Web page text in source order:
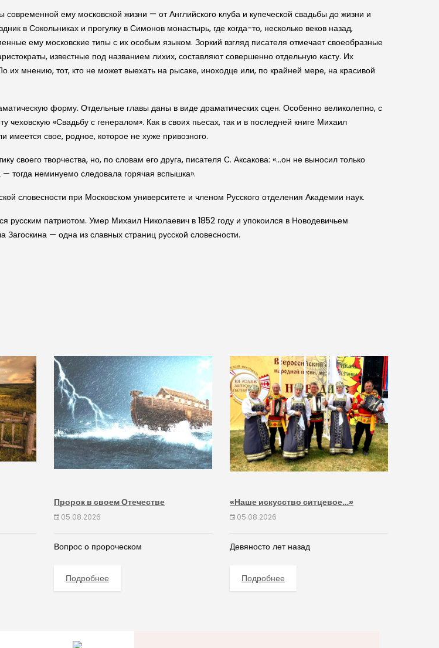
ему москов­ской жизни — от Англий­ского клуба и купече­ской свадьбы до жизни и
в Сокольниках и прогулку в Симонов монастырь, где когда-то, несколько веков назад,
ему москов­ские типы с их особым языком. Зоркий взгляд писателя отмечает своеобразные
известные под названием лихих, составляют совершенно отдельную касту. Их
их мнению, тот, кто не может выехать на рысаке, иноходце или, по крайней мере, на красивой
форму. Отдельные главы даны в виде драматиче­ских сцен. Особенно великолепно, с
«Свадьбу с генералом». Как в своих пьесах, так и в последней книге Михаил
имеется свое, родное, которое не хуже привозного.
своего творчества, но, по словам его друга, писателя С. Аксакова: «…он не выносил только
тогда неминуемо следовала горячая вспышка».
словесности при Москов­ском университете и членом Рус­ского отделения Академии наук.
рус­ским патриотом. Умер Михаил Николаевич в 1852 году и упокоился в Новодевичьем
— одна из славных страниц рус­ской словесности.
Пророк в своем Отечестве
05.08.2026
Вопрос о пророческом
Подробнее
«Наше искусство ситцевое…»
05.08.2026
Девяносто лет назад
Подробнее